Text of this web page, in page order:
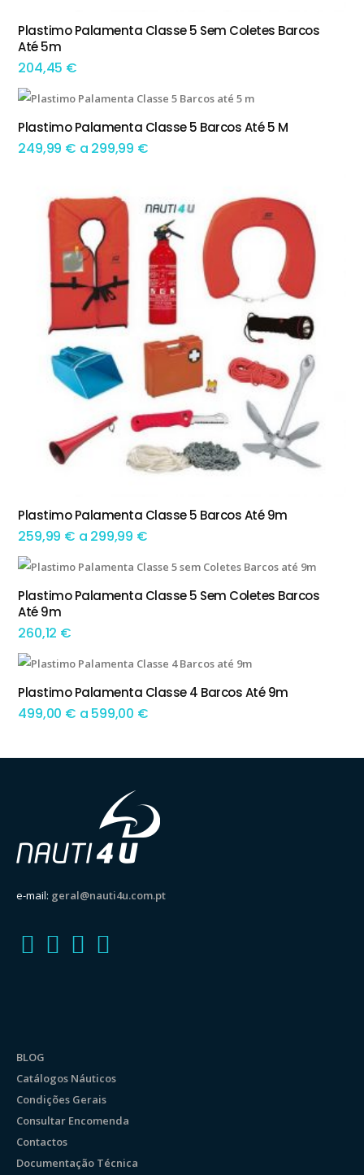
ADICIONAR
Plastimo Palamenta Classe 5 Sem Coletes Barcos
Até 5m
204,45 €
TEM OPÇÕES
Plastimo Palamenta Classe 5 Barcos Até 5 M
249,99 € a 299,99 €Preço
249,99 €
through
299,99 €
TEM OPÇÕES
Plastimo Palamenta Classe 5 Barcos Até 9m
259,99 € a 299,99 €Preço
range:
259,99 €
ADICIONAR
Plastimo Palamenta Classe 5 Sem Coletes Barcos
Até 9m
260,12 €
TEM OPÇÕES
Plastimo Palamenta Classe 4 Barcos Até 9m
499,00 € a 599,00 €Preço
599,00 €
e-mail: geral@nauti4u.com.pt
BLOG
Catálogos Náuticos
Condições Gerais
Consultar Encomenda
Contactos
Documentação Técnica